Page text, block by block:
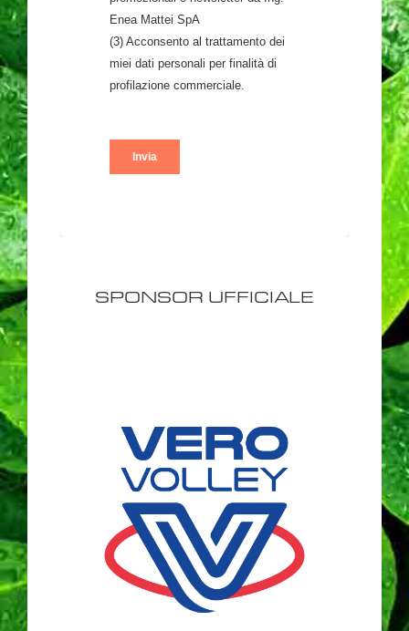
SPONSOR UFFICIALE